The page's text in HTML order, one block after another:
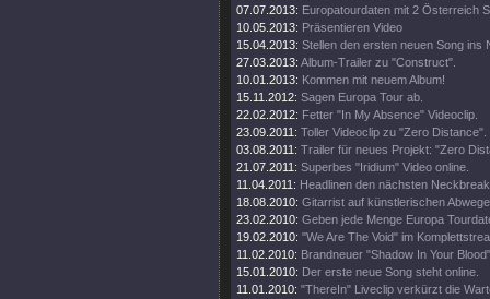
07.07.2013: Europatourdaten mit 2 Österreich
10.05.2013: Präsentieren Video
15.04.2013: Stellen den ersten neuen Song ins
27.03.2013: Album-Trailer zu "Construct".
10.01.2013: Kommen mit neuem Album!
15.11.2012: Sagen Europa Tour ab.
22.02.2012: Fetter "In My Absence" Videoclip.
23.09.2011: Toller Videoclip zu "Zero Distance".
03.08.2011: Trailer für neues Projekt: "Zero
21.07.2011: Superbes "Iridium" Video online.
11.04.2011: Headlinen den nächsten
18.08.2010: Gitarrist auf künstlerischen
23.02.2010: Geben jede Menge Europa
19.02.2010: "We Are The Void" im
11.02.2010: Brandneuer "Shadow In Your
15.01.2010: Der erste neue Song steht online.
11.01.2010: "ThereIn" Liveclip verkürzt die